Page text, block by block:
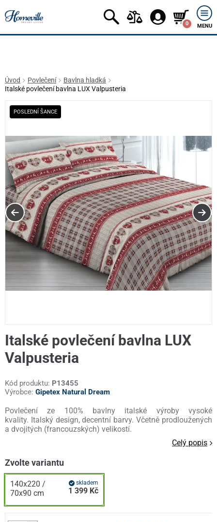
0 MENU
Úvod Povlečení
Bavlna hladká
Italské povlečení bavlna LUX Valpusteria
POSLEDNÍ ŠANCE
Italské povlečení bavlna LUX
Valpusteria
Kód produktu: P13455
Výrobce: Gipetex Natural Dream
Povlečení ze 100% bavlny italské výroby vysoké
kvality. Italský design, decentní barvy. Včetně prodloužených
a dvojitých (francouzských) velikostí.
Celý popis
Zvolte variantu
140x220 /
70x90 cm
skladem
1 399 Kč